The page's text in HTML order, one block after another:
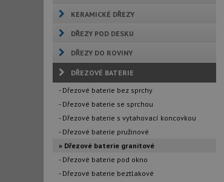
KERAMICKÉ DŘEZY
DŘEZY POD DESKU
DŘEZY DO ROVINY
DŘEZOVÉ BATERIE
- Dřezové baterie bez sprchy
- Dřezové baterie se sprchou
- Dřezové baterie s vytahovací koncovkou
- Dřezové baterie pružinové
» Dřezové baterie granitové
- Dřezové baterie pod okno
- Dřezové baterie beztlakové